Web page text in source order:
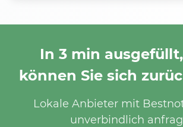
In 3 min
können Sie sich
Lokale Anbieter mit
unverbindlich